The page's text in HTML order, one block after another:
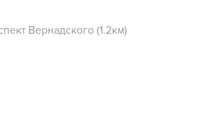
Вернадского (1.2км)